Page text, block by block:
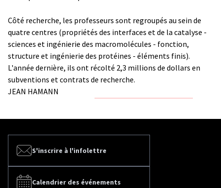
Côté recherche, les professeurs sont regroupés au sein de
quatre centres (propriétés des interfaces et de la catalyse -
sciences et ingénierie des macromolécules - fonction,
structure et ingénierie des protéines - éléments finis).
L'année dernière, ils ont récolté 2,3 millions de dollars en
subventions et contrats de recherche.
JEAN HAMANN
S'inscrire à l'infolettre
Calendrier des événements